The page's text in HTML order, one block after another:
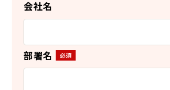
会社名
部署名